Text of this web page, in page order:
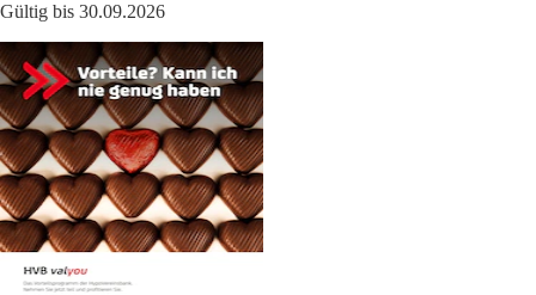
Gültig bis 30.09.2026